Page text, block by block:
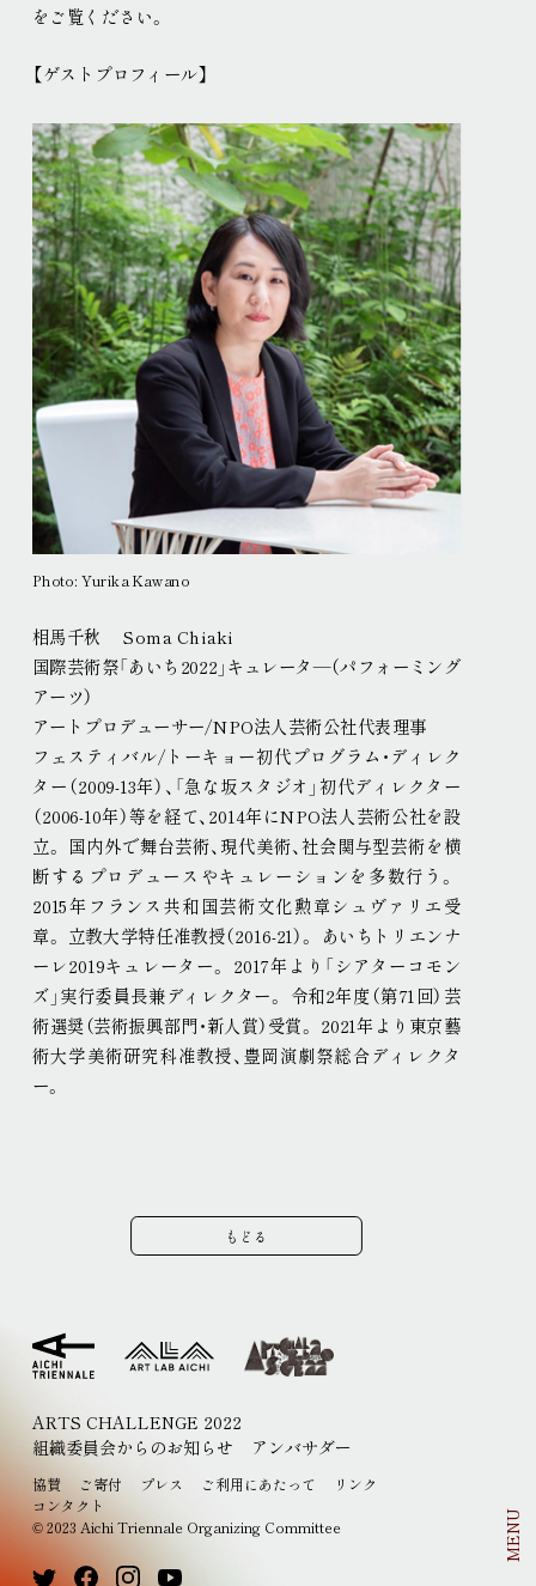
MENU
をご覧ください。
【ゲストプロフィール】
Photo: Yurika Kawano
相馬千秋 Soma Chiaki
国際芸術祭「あいち2022」キュレータ―（パフォーミング
アーツ）
アートプロデューサー/NPO法人芸術公社代表理事
フェスティバル/トーキョー初代プログラム・ディレク
ター（2009-13年）、「急な坂スタジオ」初代ディレクター
（2006-10年）等を経て、2014年にNPO法人芸術公社を設
立。 国内外で舞台芸術、現代美術、社会関与型芸術を横
断するプロデュースやキュレーションを多数行う。
2015年フランス共和国芸術文化勲章シュヴァリエ受
章。 立教大学特任准教授（2016-21）。
あいちトリエンナ
ーレ2019キュレーター。 2017年より「シアターコモン
ズ」実行委員長兼ディレクター。 令和2年度（第71回）芸
術選奨（芸術振興部門・新人賞）受賞。 2021年より東京藝
術大学美術研究科准教授、豊岡演劇祭総合ディレクタ
ー。
もどる
ARTS CHALLENGE 2022
組織委員会からのお知らせ
アンバサダー
協賛 ご寄付 プレス ご利用にあたって
リンク
コンタクト
© 2023 Aichi Triennale Organizing Committee